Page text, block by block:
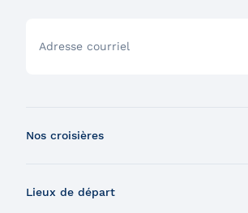
Adresse courriel
Nos croisières
Croisière aux baleines en Zodiac
Lieux de départ